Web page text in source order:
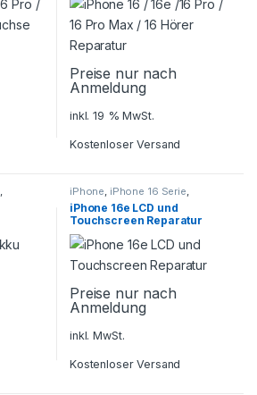
Preise nur nach
Anmeldung
inkl. 19 % MwSt.
Kostenloser Versand
, iPhone, iPhone 16 Serie,
Smartphone Reparatur
iPhone 16e LCD und
Touchscreen Reparatur
Preise nur nach
Anmeldung
inkl. MwSt.
Kostenloser Versand